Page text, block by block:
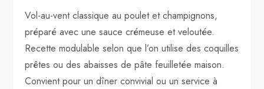
Vol-au-vent classique au poulet et champignons,
préparé avec une sauce crémeuse et veloutée.
Recette modulable selon que l’on utilise des coquilles
prêtes ou des abaisses de pâte feuilletée maison.
Convient pour un dîner convivial ou un service à